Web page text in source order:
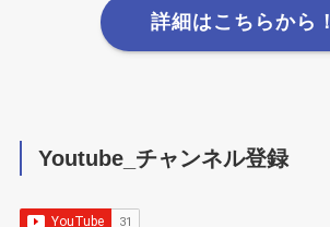
詳細はこちらから！
Youtube_チャンネル登録